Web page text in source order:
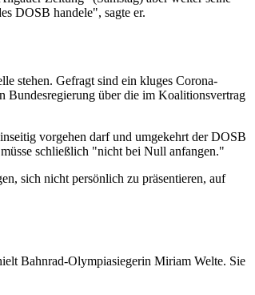
DOSB handele", sagte er.
stehen. Gefragt sind ein kluges Corona-
Bundesregierung über die im Koalitionsvertrag
vorgehen darf und umgekehrt der DOSB
schließlich "nicht bei Null anfangen."
sich nicht persönlich zu präsentieren, auf
Bahnrad-Olympiasiegerin Miriam Welte. Sie